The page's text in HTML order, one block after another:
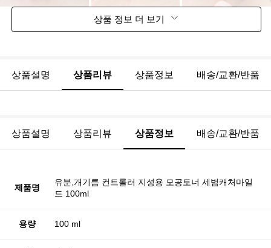
상품 정보 더 보기
상품설명 상품리뷰 상품정보 배송/교환/반품
상품설명 상품리뷰 상품정보 배송/교환/반품
제품명
유분,개기름 컨트롤러 지성용 모공토너 세범캐처마일
드 100ml
용량 100 ml